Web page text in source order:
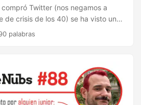
Twitter (nos negamos a
de crisis de los 40) se ha visto una
Tanto es así que los
a Bluesky. Cómo la plaza del pueblo
del psiquiátrico Nada más entrar
despidió a los moderadores,
por unas notas de la comunidad
palabras